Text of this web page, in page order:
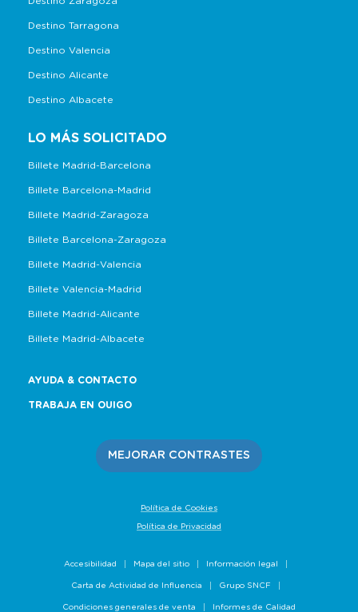
Destino Tarragona
Destino Valencia
Destino Alicante
Destino Albacete
LO MÁS SOLICITADO
Billete Madrid-Barcelona
Billete Barcelona-Madrid
Billete Madrid-Zaragoza
Billete Barcelona-Zaragoza
Billete Madrid-Valencia
Billete Valencia-Madrid
Billete Madrid-Alicante
Billete Madrid-Albacete
AYUDA & CONTACTO
TRABAJA EN OUIGO
MEJORAR CONTRASTES
Política de Cookies
Política de Privacidad
Accesibilidad Mapa del sitio Información legal
Carta de Actividad de Influencia Grupo SNCF
Condiciones generales de venta Informes de Calidad